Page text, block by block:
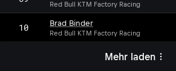
Red Bull KTM Factory Racing
10 Brad Binder
Red Bull KTM Factory Racing
Mehr laden